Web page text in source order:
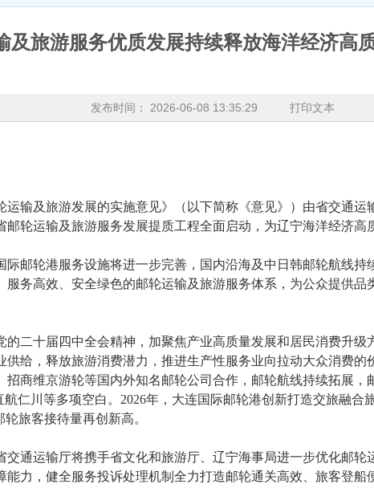
及旅游服务优质发展持续释放海洋经济高
发布时间： 2026-06-08 13:35:29 打印文本
及旅游发展的实施意见》（以下简称《意见》）由省交通运
轮运输及旅游服务发展提质工程全面启动，为辽宁海洋经济高
邮轮港服务设施将进一步完善，国内沿海及中日韩邮轮航线持
服务高效、安全绿色的邮轮运输及旅游服务体系，为公众提供品
十届四中全会精神，加聚焦产业高质量发展和居民消费升级
给，释放旅游消费潜力，推进生产性服务业向拉动大众消费的
商维京游轮等国内外知名邮轮公司合作，邮轮航线持续拓展，
仁川等多项空白。2026年，大连国际邮轮港创新打造交旅融合
旅客接待量再创新高。
运输厅将携手省文化和旅游厅、辽宁海事局进一步优化邮轮
力，健全服务投诉处理机制全力打造邮轮通关高效、旅客登船